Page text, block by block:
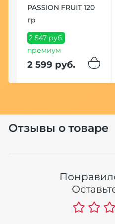
PASSION FRUIT 120
гр
2 547 руб.
премиум
2 599 руб.
Отзывы о товаре